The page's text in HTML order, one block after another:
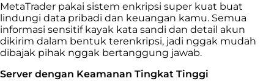
MetaTrader pakai sistem enkripsi super kuat buat
lindungi data pribadi dan keuangan kamu. Semua
informasi sensitif kayak kata sandi dan detail akun
dikirim dalam bentuk terenkripsi, jadi nggak mudah
dibajak pihak nggak bertanggung jawab.
Server dengan Keamanan Tingkat Tinggi